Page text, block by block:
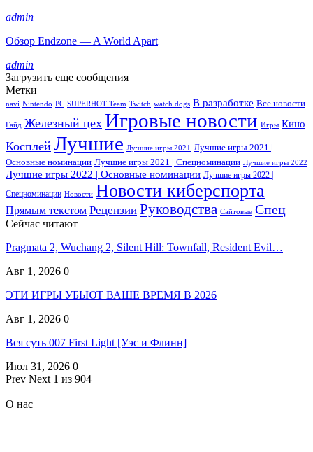
admin
Обзор Endzone — A World Apart
admin
Загрузить еще сообщения
Метки
navi Nintendo PC SUPERHOT Team Twitch watch dogs В разработке Все новости
Гайд Железный цех Игровые новости Игры Кино
Косплей Лучшие Лучшие игры 2021
Лучшие игры 2021 |
Основные номинации Лучшие игры 2021 | Спецноминации Лучшие игры 2022
Лучшие игры 2022 | Основные номинации Лучшие игры 2022 |
Спецноминации Новости Новости киберспорта
Прямым текстом Рецензии Руководства Сайтовые Спец
Сейчас читают
Pragmata 2, Wuchang 2, Silent Hill: Townfall, Resident Evil…
Авг 1, 2026 0
ЭТИ ИГРЫ УБЬЮТ ВАШЕ ВРЕМЯ В 2026
Авг 1, 2026 0
Вся суть 007 First Light [Уэс и Флинн]
Июл 31, 2026 0
Prev Next 1 из 904
О нас